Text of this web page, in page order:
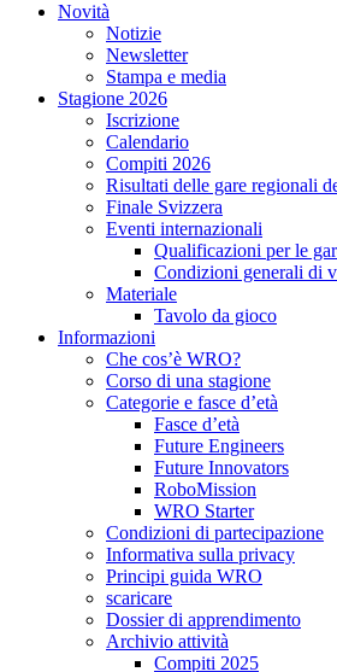
Novità
Notizie
Newsletter
Stampa e media
Stagione 2026
Iscrizione
Calendario
Compiti 2026
Risultati delle gare regionali
Finale Svizzera
Eventi internazionali
Qualificazioni per le
Condizioni generali di
Materiale
Tavolo da gioco
Informazioni
Che cos’è WRO?
Corso di una stagione
Categorie e fasce d’età
Fasce d’età
Future Engineers
Future Innovators
RoboMission
WRO Starter
Condizioni di partecipazione
Informativa sulla privacy
Principi guida WRO
scaricare
Dossier di apprendimento
Archivio attività
Compiti 2025